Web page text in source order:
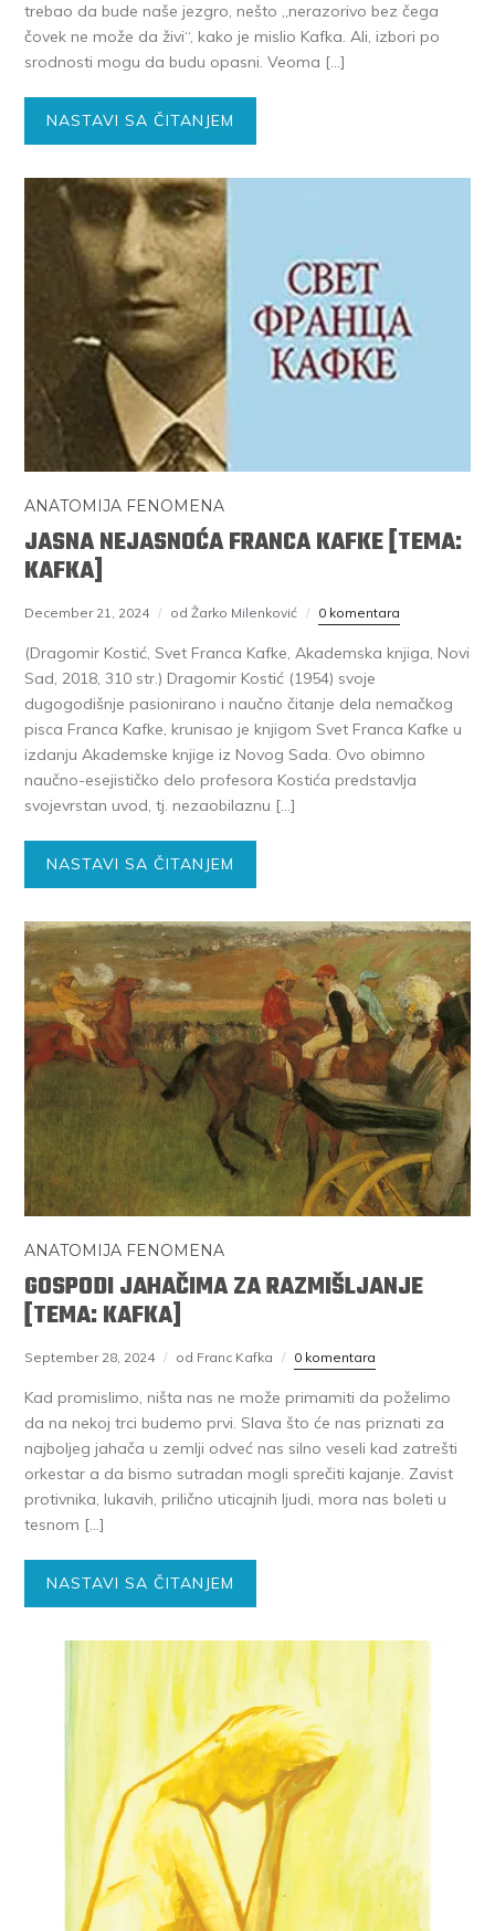
trebao da bude naše jezgro, nešto „nerazorivo bez čega
čovek ne može da živi“, kako je mislio Kafka. Ali, izbori po
srodnosti mogu da budu opasni. Veoma […]
NASTAVI SA ČITANJEM
ANATOMIJA FENOMENA
JASNA NEJASNOĆA FRANCA KAFKE [TEMA:
KAFKA]
December 21, 2024 od Žarko Milenković 0 komentara
(Dragomir Kostić, Svet Franca Kafke, Akademska knjiga, Novi
Sad, 2018, 310 str.) Dragomir Kostić (1954) svoje
dugogodišnje pasionirano i naučno čitanje dela nemačkog
pisca Franca Kafke, krunisao je knjigom Svet Franca Kafke u
izdanju Akademske knjige iz Novog Sada. Ovo obimno
naučno-esejističko delo profesora Kostića predstavlja
svojevrstan uvod, tj. nezaobilaznu […]
NASTAVI SA ČITANJEM
ANATOMIJA FENOMENA
GOSPODI JAHAČIMA ZA RAZMIŠLJANJE
[TEMA: KAFKA]
September 28, 2024 od Franc Kafka 0 komentara
Kad promislimo, ništa nas ne može primamiti da poželimo
da na nekoj trci budemo prvi. Slava što će nas priznati za
najboljeg jahača u zemlji odveć nas silno veseli kad zatrešti
orkestar a da bismo sutradan mogli sprečiti kajanje. Zavist
protivnika, lukavih, prilično uticajnih ljudi, mora nas boleti u
tesnom […]
NASTAVI SA ČITANJEM